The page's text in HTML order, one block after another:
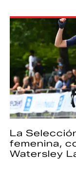
La
femenina,
Watersley